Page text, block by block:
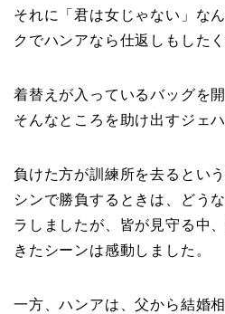
それに「君は女じゃない」な
クでハンアなら仕返しもした
着替えが入っているバッグを
そんなところを助け出すジェ
負けた方が訓練所を去るとい
シンで勝負するときは、どう
ラしましたが、皆が見守る中
きたシーンは感動しました。
一方、ハンアは、父から結婚